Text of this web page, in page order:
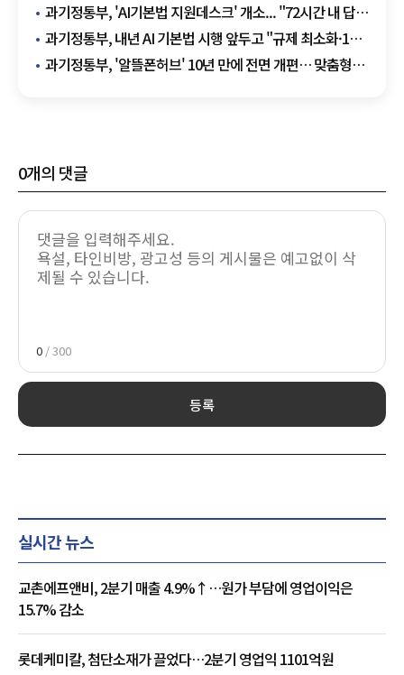
과기정통부, 'AI기본법 지원데스크' 개소... "72시간 내 답변
원칙"
과기정통부, 내년 AI 기본법 시행 앞두고 "규제 최소화·1년
유예" 원칙 천명
과기정통부, '알뜰폰허브' 10년 만에 전면 개편… 맞춤형
0개의 댓글
0 / 300
등록
실시간 뉴스
교촌에프앤비, 2분기 매출 4.9%↑…원가 부담에 영업이익은
15.7% 감소
롯데케미칼, 첨단소재가 끌었다…2분기 영업익 1101억원